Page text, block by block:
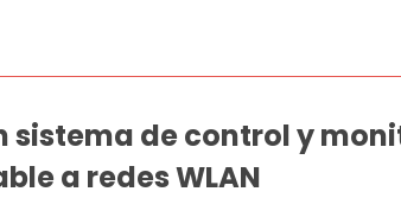
sistema de control y
a redes WLAN